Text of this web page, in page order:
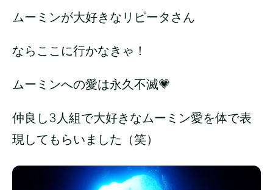
ムーミンが大好きなリピータさん
ならここに行かなきゃ！
ムーミンへの愛は永久不滅💗
仲良し3人組で大好きなムーミン愛を体で表
現してもらいました（笑）